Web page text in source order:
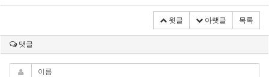
윗글 아랫글 목록
댓글